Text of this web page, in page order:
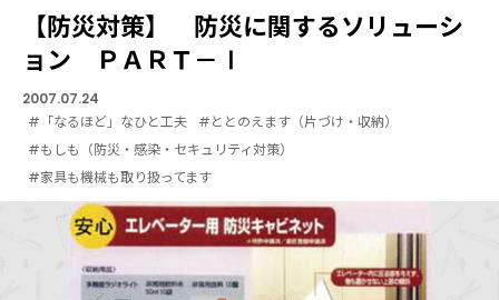
【防災対策】 防災に関するソリューシ
ョン ＰＡＲＴ－Ⅰ
2007.07.24
#「なるほど」なひと工夫
#ととのえます（片づけ・収納）
#もしも（防災・感染・セキュリティ対策）
#家具も機械も取り扱ってます